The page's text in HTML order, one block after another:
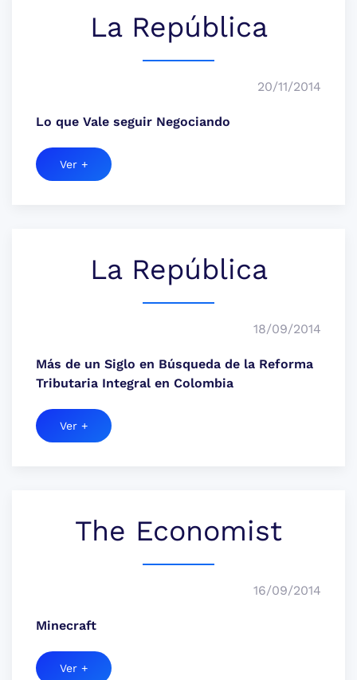
La República
20/11/2014
Lo que Vale seguir Negociando
Ver +
La República
18/09/2014
Más de un Siglo en Búsqueda de la Reforma
Tributaria Integral en Colombia
Ver +
The Economist
16/09/2014
Minecraft
Ver +